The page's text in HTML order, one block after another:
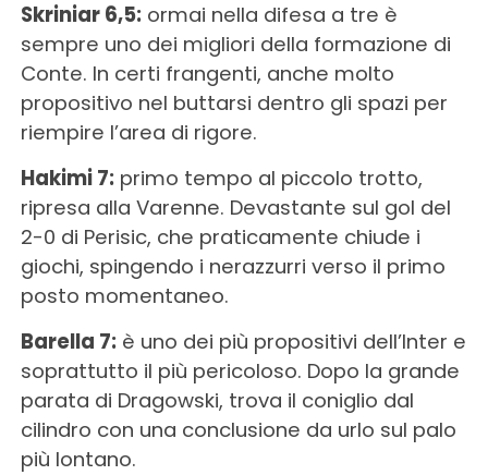
Skriniar 6,5:ormai nella difesa a tre è
sempre uno dei migliori della formazione di
Conte. In certi frangenti, anche molto
propositivo nel buttarsi dentro gli spazi per
riempire l’area di rigore.
Hakimi 7:primo tempo al piccolo trotto,
ripresa alla Varenne. Devastante sul gol del
2-0 di Perisic, che praticamente chiude i
giochi, spingendo i nerazzurri verso il primo
posto momentaneo.
Barella 7:è uno dei più propositivi dell’Inter e
soprattutto il più pericoloso. Dopo la grande
parata di Dragowski, trova il coniglio dal
cilindro con una conclusione da urlo sul palo
più lontano.